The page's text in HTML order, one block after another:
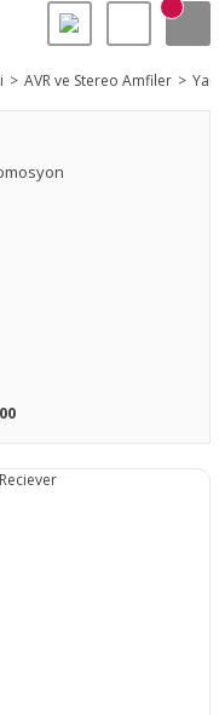
AVR ve Stereo Amfiler